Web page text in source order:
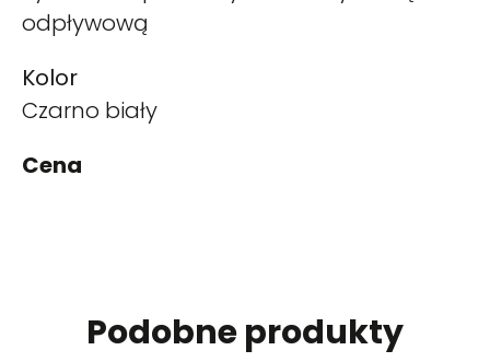
odpływową
Kolor
Czarno biały
Cena
Podobne produkty